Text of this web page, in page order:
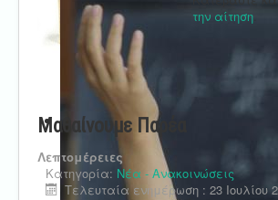
την αίτηση
Μαθαίνουμε Παρέα
Λεπτομέρειες
Κατηγορία: Νέα - Ανακοινώσεις
Τελευταία ενημέρωση : 23 Ιουλίου